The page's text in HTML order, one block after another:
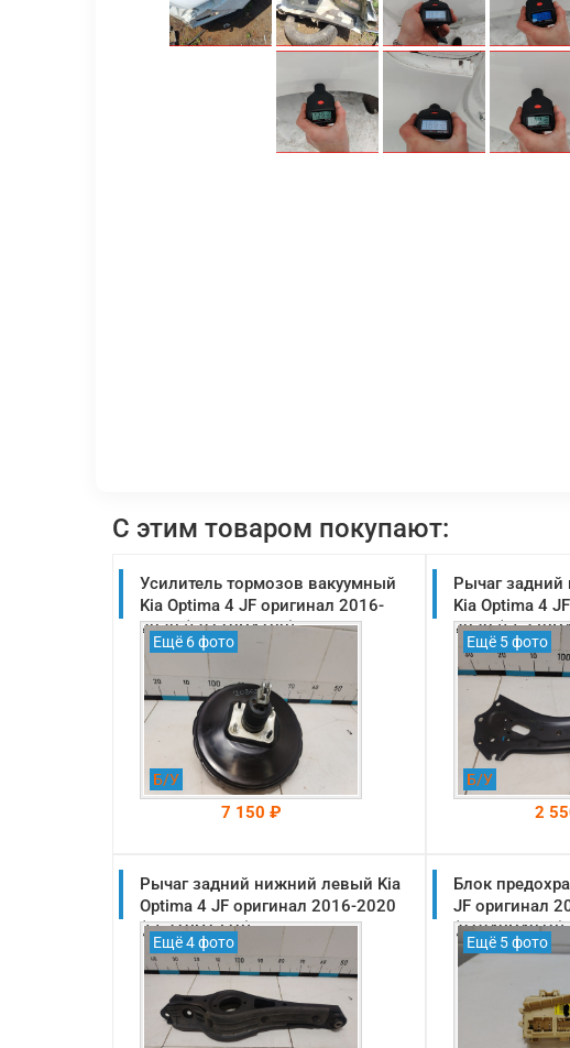
С этим товаром покупают:
Усилитель тормозов вакуумный
Kia Optima 4 JF оригинал 2016-
2020 (59110D4100)
Ещё 6 фото
Б/У
7 150 ₽
На складе: Раменское
-->
Рычаг
Kia Optima 4
2020
Ещё 5 фото
Б/У
2
На складе:
--
Рычаг задний нижний левый Kia
Optima 4 JF оригинал 2016-2020
(55210C1710)
Ещё 4 фото
Блок
JF оригинал
(91940D4010)
Ещё 5 фото